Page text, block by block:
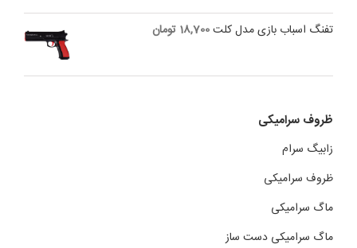
تفنگ اسباب بازی مدل کلت18,700 تومان
ظروف سرامیکی
زابیگ سرام
ظروف سرامیکی
ماگ سرامیکی
ماگ سرامیکی دست ساز